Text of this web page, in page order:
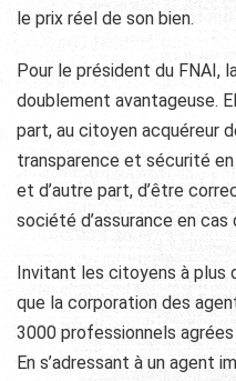
le prix réel de son bien.
Pour le président du FNAI,
doublement avantageuse.
part, au citoyen acquéreur
transparence et sécurité
et d’autre part, d’être
société d’assurance en
Invitant les citoyens à plus
que la corporation des
3000 professionnels
En s’adressant à un agent